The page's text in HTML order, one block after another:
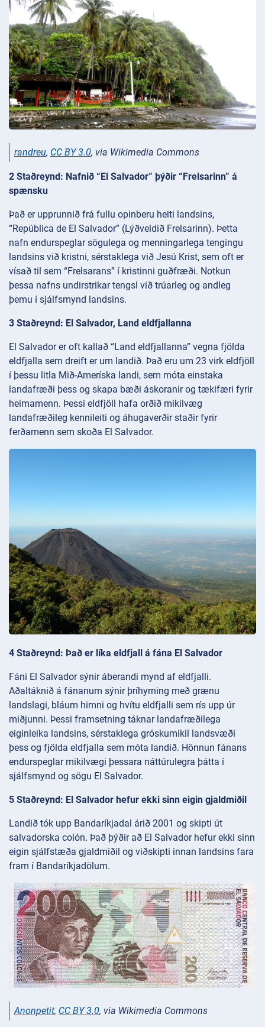
randreu, CC BY 3.0, via Wikimedia Commons
2 Staðreynd: Nafnið “El Salvador” þýðir “Frelsarinn” á
spænsku
Það er upprunnið frá fullu opinberu heiti landsins,
“República de El Salvador” (Lýðveldið Frelsarinn). Þetta
nafn endurspeglar sögulega og menningarlega tengingu
landsins við kristni, sérstaklega við Jesú Krist, sem oft er
vísað til sem “Frelsarans” í kristinni guðfræði. Notkun
þessa nafns undirstrikar tengsl við trúarleg og andleg
þemu í sjálfsmynd landsins.
3 Staðreynd: El Salvador, Land eldfjallanna
El Salvador er oft kallað “Land eldfjallanna” vegna fjölda
eldfjalla sem dreift er um landið. Það eru um 23 virk eldfjöll
í þessu litla Mið-Ameríska landi, sem móta einstaka
landafræði þess og skapa bæði áskoranir og tækifæri fyrir
heimamenn. Þessi eldfjöll hafa orðið mikilvæg
landafræðileg kennileiti og áhugaverðir staðir fyrir
ferðamenn sem skoða El Salvador.
4 Staðreynd: Það er líka eldfjall á fána El Salvador
Fáni El Salvador sýnir áberandi mynd af eldfjalli.
Aðaltáknið á fánanum sýnir þríhyrning með grænu
landslagi, bláum himni og hvítu eldfjalli sem rís upp úr
miðjunni. Þessi framsetning táknar landafræðilega
eiginleika landsins, sérstaklega gróskumikil landsvæði
þess og fjölda eldfjalla sem móta landið. Hönnun fánans
endurspeglar mikilvægi þessara náttúrulegra þátta í
sjálfsmynd og sögu El Salvador.
5 Staðreynd: El Salvador hefur ekki sinn eigin gjaldmiðil
Landið tók upp Bandaríkjadal árið 2001 og skipti út
salvadorska colón. Það þýðir að El Salvador hefur ekki sinn
eigin sjálfstæða gjaldmiðil og viðskipti innan landsins fara
fram í Bandaríkjadölum.
Anonpetit, CC BY 3.0, via Wikimedia Commons